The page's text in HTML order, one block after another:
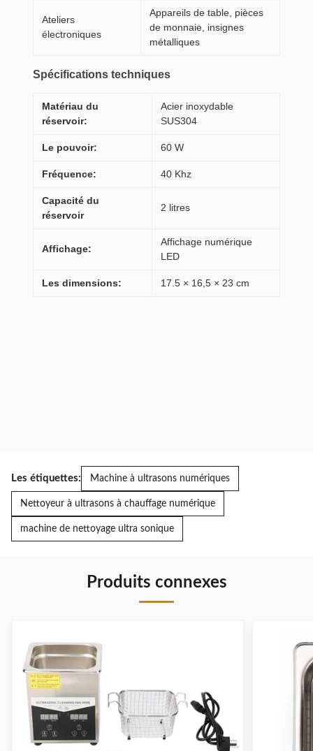
Ateliers
électroniques
Appareils de table, pièces
de monnaie, insignes
métalliques
Spécifications techniques
Matériau du
réservoir:
Acier inoxydable
SUS304
Le pouvoir: 60 W
Fréquence: 40 Khz
Capacité du
réservoir
2 litres
Affichage:
Affichage numérique
LED
Les dimensions: 17.5 × 16,5 × 23 cm
Les étiquettes: Machine à ultrasons numériques
Nettoyeur à ultrasons à chauffage numérique
machine de nettoyage ultra sonique
Produits connexes